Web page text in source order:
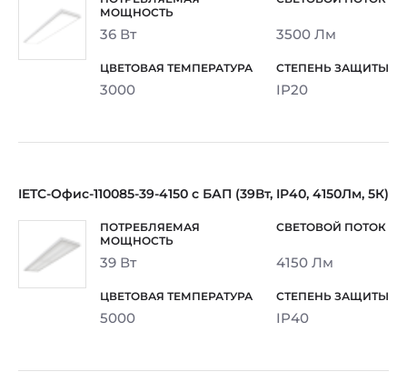
36 Вт 3500 Лм
3000 IP20
IETC-Офис-110085-39-4150 с БАП (39Вт, IP40, 4150Лм, 5К)
39 Вт 4150 Лм
5000 IP40